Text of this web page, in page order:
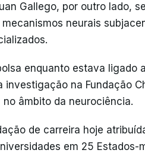
Gallego, por outro lado,
neurais
enquanto estava ligado
investigação na Fundação
âmbito da neurociência.
de carreira hoje
em 25 Estados-